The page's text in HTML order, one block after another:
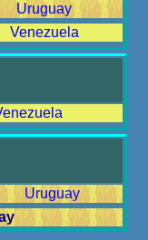
Uruguay
Venezuela
Uruguay